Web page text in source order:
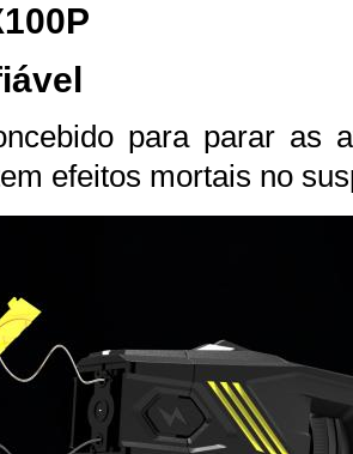
para parar as
efeitos mortais no